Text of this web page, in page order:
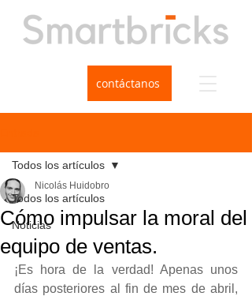
contáctanos
Todos los artículos
Noticias
Todos los artículos
Cómo impulsar la moral del
equipo de ventas.
Nicolás Huidobro
¡Es hora de la verdad! Apenas unos
días posteriores al fin de mes de abril,